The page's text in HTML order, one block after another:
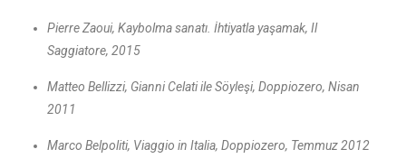
Pierre Zaoui, Kaybolma sanatı. İhtiyatla yaşamak, Il
Saggiatore, 2015
Matteo Bellizzi, Gianni Celati ile Söyleşi, Doppiozero, Nisan
2011
Marco Belpoliti, Viaggio in Italia, Doppiozero, Temmuz 2012